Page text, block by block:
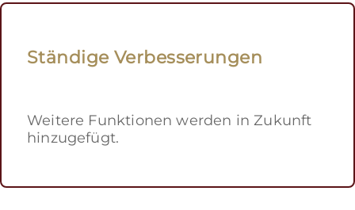
Ständige Verbesserungen
Weitere Funktionen werden in Zukunft
hinzugefügt.